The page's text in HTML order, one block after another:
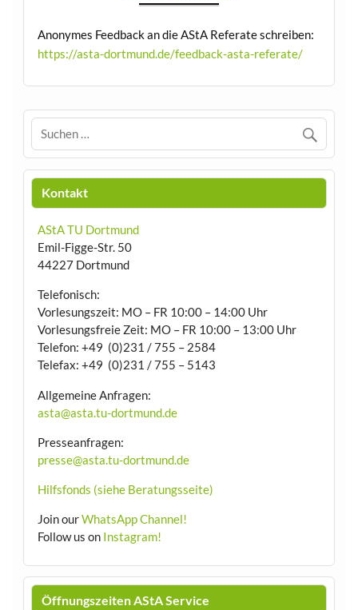
Anonymes Feedback an die AStA Referate schreiben:
https://asta-dortmund.de/feedback-asta-referate/
Kontakt
AStA TU Dortmund
Emil-Figge-Str. 50
44227 Dortmund
Telefonisch:
Vorlesungszeit: MO – FR 10:00 – 14:00 Uhr
Vorlesungsfreie Zeit: MO – FR 10:00 – 13:00 Uhr
Telefon: +49 (0)231 / 755 – 2584
Telefax: +49 (0)231 / 755 – 5143
Allgemeine Anfragen:
asta@asta.tu-dortmund.de
Presseanfragen:
presse@asta.tu-dortmund.de
Hilfsfonds (siehe Beratungsseite)
Join ourWhatsApp Channel!
Follow us on Instagram!
Öffnungszeiten AStA Service